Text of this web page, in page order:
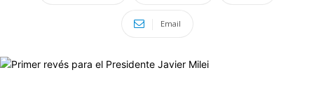
Email